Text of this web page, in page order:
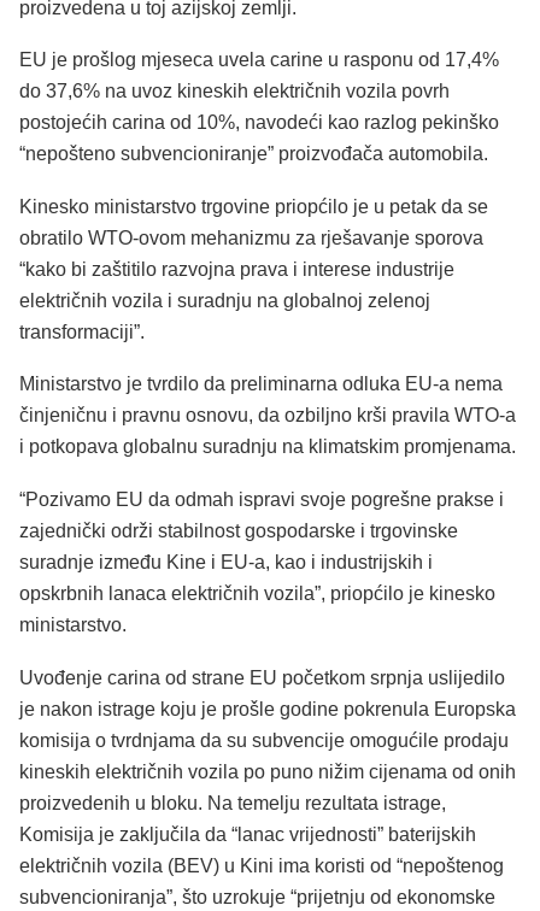
proizvedena u toj azijskoj zemlji.
EU je prošlog mjeseca uvela carine u rasponu od 17,4%
do 37,6% na uvoz kineskih električnih vozila povrh
postojećih carina od 10%, navodeći kao razlog pekinško
“nepošteno subvencioniranje” proizvođača automobila.
Kinesko ministarstvo trgovine priopćilo je u petak da se
obratilo WTO-ovom mehanizmu za rješavanje sporova
“kako bi zaštitilo razvojna prava i interese industrije
električnih vozila i suradnju na globalnoj zelenoj
transformaciji”.
Ministarstvo je tvrdilo da preliminarna odluka EU-a nema
činjeničnu i pravnu osnovu, da ozbiljno krši pravila WTO-a
i potkopava globalnu suradnju na klimatskim promjenama.
“Pozivamo EU da odmah ispravi svoje pogrešne prakse i
zajednički održi stabilnost gospodarske i trgovinske
suradnje između Kine i EU-a, kao i industrijskih i
opskrbnih lanaca električnih vozila”, priopćilo je kinesko
ministarstvo.
Uvođenje carina od strane EU početkom srpnja uslijedilo
je nakon istrage koju je prošle godine pokrenula Europska
komisija o tvrdnjama da su subvencije omogućile prodaju
kineskih električnih vozila po puno nižim cijenama od onih
proizvedenih u bloku. Na temelju rezultata istrage,
Komisija je zaključila da “lanac vrijednosti” baterijskih
električnih vozila (BEV) u Kini ima koristi od “nepoštenog
subvencioniranja”, što uzrokuje “prijetnju od ekonomske